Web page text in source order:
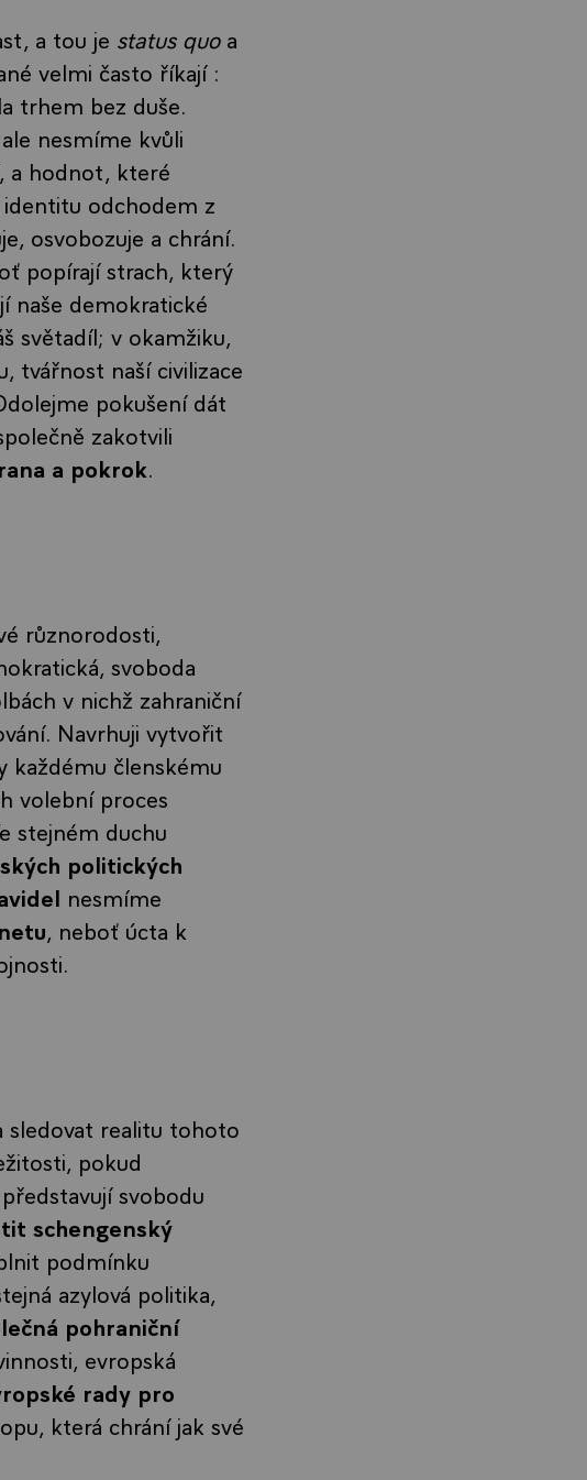
a tou je status quoa
velmi často říkají :
trhem bez duše.
nesmíme kvůli
a hodnot, které
odchodem z
osvobozuje a chrání.
popírají strach, který
naše demokratické
světadíl; v okamžiku,
tvářnost naší civilizace
pokušení dát
zakotvili
a pokrok.
různorodosti,
svoboda
v nichž zahraniční
Navrhuji vytvořit
každému členskému
volební proces
stejném duchu
politických
nesmíme
, neboť úcta k
sledovat realitu tohoto
pokud
svobodu
schengenský
podmínku
azylová politika,
pohraniční
evropská
rady pro
která chrání jak své